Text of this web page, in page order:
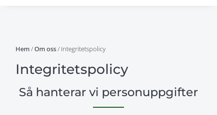
Hem/Om oss/ Integritetspolicy
Integritetspolicy
Så hanterar vi personuppgifter